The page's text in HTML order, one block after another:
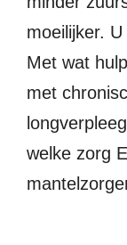
moeilijker.
Met wat
met
welke zorg